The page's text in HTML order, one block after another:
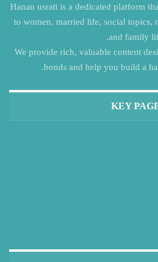
Hanan usrati is a dedicated platform
to women, married life, social topics,
and family
We provide rich, valuable content
bonds and help you build a
KEY